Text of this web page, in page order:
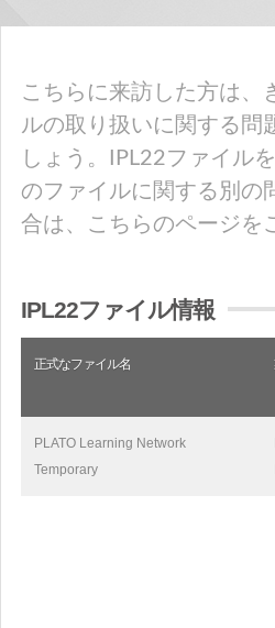
こちらに来訪した方は、
ルの取り扱いに関する問
しょう。IPL22ファイル
のファイルに関する別の
合は、こちらのページを
IPL22ファイル情報
正式なファイル名
PLATO Learning Network
Temporary